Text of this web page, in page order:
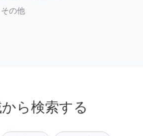
その他
ら検索する